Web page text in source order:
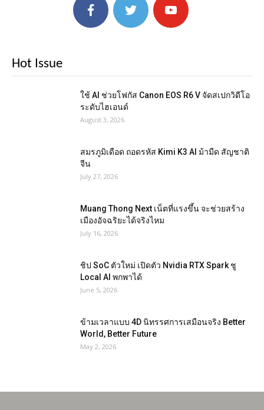
Hot Issue
ใช้ AI ช่วยโฟกัส Canon EOS R6 V จัดสเปกวิดีโอ
ระดับไฮเอนด์
August 3, 2026
สมรภูมิเดือด ถอดรหัส Kimi K3 AI ม้ามืด สัญชาติ
จีน
July 27, 2026
Muang Thong Next เน็ตที่แรงขึ้น จะช่วยสร้าง
เมืองอัจฉริยะได้จริงไหม
July 16, 2026
ชิป SoC ตัวใหม่ เปิดตัว Nvidia RTX Spark ชู
Local AI พกพาได้
June 5, 2026
ข้ามเวลาแบบ 4D นิทรรศการเสมือนจริง Better
World, Better Future
May 2, 2026